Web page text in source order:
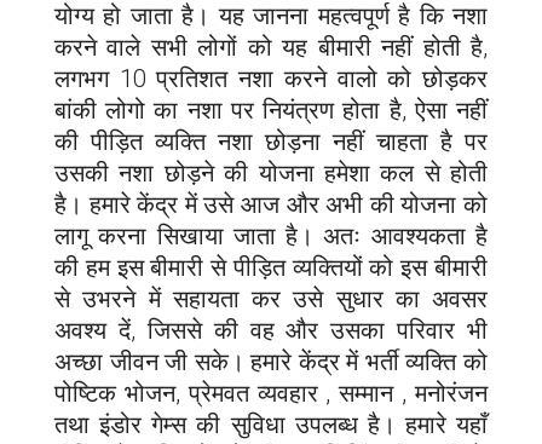
योग्य हो जाता है। यह जानना महत्वपूर्ण है कि नशा
करने वाले सभी लोगों को यह बीमारी नहीं होती है,
लगभग 10 प्रतिशत नशा करने वालो को छोड़कर
बांकी लोगो का नशा पर नियंत्रण होता है, ऐसा नहीं
की पीड़ित व्यक्ति नशा छोड़ना नहीं चाहता है पर
उसकी नशा छोड़ने की योजना हमेशा कल से होती
है। हमारे केंद्र में उसे आज और अभी की योजना को
लागू करना सिखाया जाता है। अतः आवश्यकता है
की हम इस बीमारी से पीड़ित व्यक्तियों को इस बीमारी
से उभरने में सहायता कर उसे सुधार का अवसर
अवश्य दें, जिससे की वह और उसका परिवार भी
अच्छा जीवन जी सके। हमारे केंद्र में भर्ती व्यक्ति को
पोष्टिक भोजन, प्रेमवत व्यवहार , सम्मान , मनोरंजन
तथा इंडोर गेम्स की सुविधा उपलब्ध है। हमारे यहाँ